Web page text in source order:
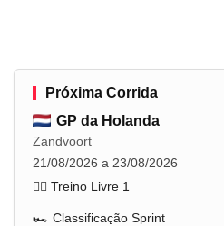
Próxima Corrida
GP da Holanda
Zandvoort
21/08/2026 a 23/08/2026
🏋️‍♂️ Treino Livre 1
🏎️ Classificação Sprint